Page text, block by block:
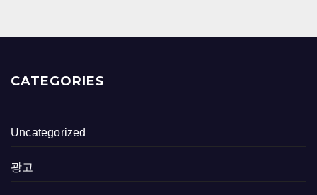
CATEGORIES
Uncategorized
광고